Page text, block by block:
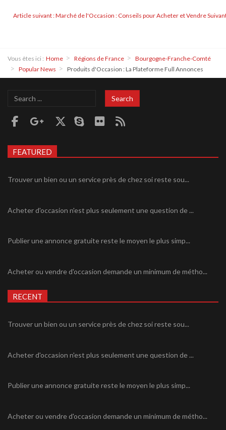
Article suivant : Marché de l'Occasion : Conseils pour Acheter et Vendre
Vous êtes ici : Home Régions de France
Bourgogne-Franche-Comté
Popular News
Produits d'Occasion : La Plateforme Full Annonces
Search
Search
FEATURED
Trouver un bien ou un service près de chez soi reste sou...
Acheter d'occasion n'est plus seulement une question de ...
Publier une annonce gratuite reste le moyen le plus simp...
Acheter ou vendre d'occasion demande un minimum de métho...
RECENT
Trouver un bien ou un service près de chez soi reste sou...
Acheter d'occasion n'est plus seulement une question de ...
Publier une annonce gratuite reste le moyen le plus simp...
Acheter ou vendre d'occasion demande un minimum de métho...